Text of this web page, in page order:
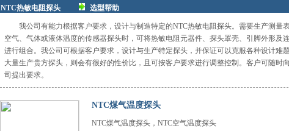
NTC热敏电阻探头 选型帮助
我公司有能力根据客户要求，设计与制造特定的NTC热敏电阻探头。需要生产测量表
空气、气体或液体温度的传感器探头时，可将热敏电阻元器件、探头罩壳、引脚外形及
进行组合。我公司可根据客户要求，设计与生产特定探头，并保证可以克服各种设计难
大量生产贵方探头，则会有很好的性价比，且可按客户要求进行调整控制。客户可随时
司提出要求。
NTC煤气温度探头
NTC煤气温度探头，NTC空气温度探头